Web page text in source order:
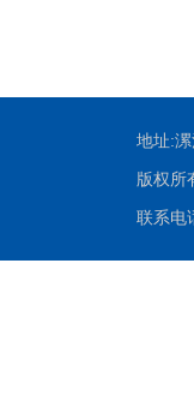
地址:
版权所
联系电